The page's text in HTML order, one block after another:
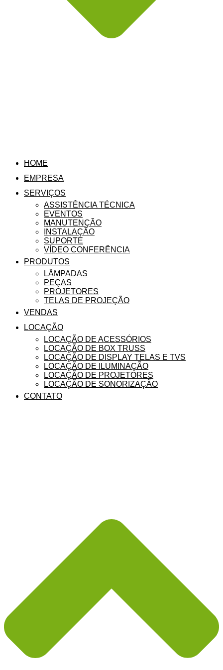
HOME
EMPRESA
SERVIÇOS
ASSISTÊNCIA TÉCNICA
EVENTOS
MANUTENÇÃO
INSTALAÇÃO
SUPORTE
VÍDEO CONFERÊNCIA
PRODUTOS
LÂMPADAS
PEÇAS
PROJETORES
TELAS DE PROJEÇÃO
VENDAS
LOCAÇÃO
LOCAÇÃO DE ACESSÓRIOS
LOCAÇÃO DE BOX TRUSS
LOCAÇÃO DE DISPLAY TELAS E TVS
LOCAÇÃO DE ILUMINAÇÃO
LOCAÇÃO DE PROJETORES
LOCAÇÃO DE SONORIZAÇÃO
CONTATO